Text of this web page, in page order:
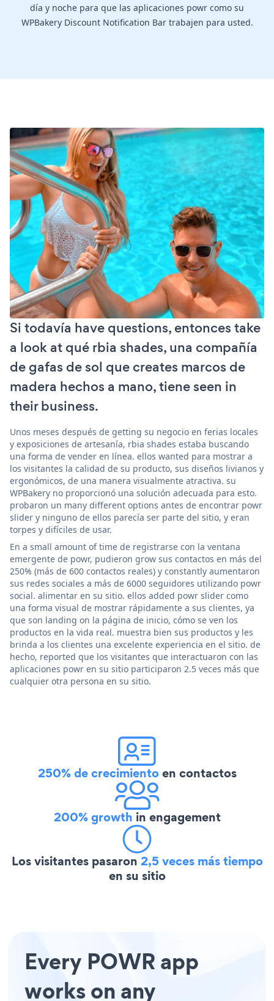
día y noche para que las aplicaciones powr como su
WPBakery Discount Notification Bar trabajen para usted.
Si todavía have questions, entonces take
a look at qué rbia shades, una compañía
de gafas de sol que creates marcos de
madera hechos a mano, tiene seen in
their business.
Unos meses después de getting su negocio en ferias locales
y exposiciones de artesanía, rbia shades estaba buscando
una forma de vender en línea. ellos wanted para mostrar a
los visitantes la calidad de su producto, sus diseños livianos y
ergonómicos, de una manera visualmente atractiva. su
WPBakery no proporcionó una solución adecuada para esto.
probaron un many different options antes de encontrar powr
slider y ninguno de ellos parecía ser parte del sitio, y eran
torpes y difíciles de usar.
En a small amount of time de registrarse con la ventana
emergente de powr, pudieron grow sus contactos en más del
250% (más de 600 contactos reales) y constantly aumentaron
sus redes sociales a más de 6000 seguidores utilizando powr
social. alimentar en su sitio. ellos added powr slider como
una forma visual de mostrar rápidamente a sus clientes, ya
que son landing on la página de inicio, cómo se ven los
productos en la vida real. muestra bien sus productos y les
brinda a los clientes una excelente experiencia en el sitio. de
hecho, reported que los visitantes que interactuaron con las
aplicaciones powr en su sitio participaron 2.5 veces más que
cualquier otra persona en su sitio.
250% de crecimientoen contactos
200% growth in engagement
Los visitantes pasaron 2,5 veces más tiempo
en su sitio
Every POWR app
works on any